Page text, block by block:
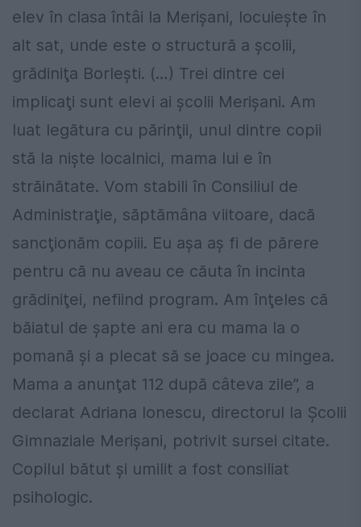
elev în clasa întâi la Merişani, locuieşte în
alt sat, unde este o structură a şcolii,
grădiniţa Borleşti. (…) Trei dintre cei
implicaţi sunt elevi ai şcolii Merişani. Am
luat legătura cu părinţii, unul dintre copii
stă la nişte localnici, mama lui e în
străinătate. Vom stabili în Consiliul de
Administraţie, săptămâna viitoare, dacă
sancţionăm copiii. Eu aşa aş fi de părere
pentru că nu aveau ce căuta în incinta
grădiniţei, nefiind program. Am înţeles că
băiatul de şapte ani era cu mama la o
pomană şi a plecat să se joace cu mingea.
Mama a anunţat 112 după câteva zile”, a
declarat Adriana Ionescu, directorul la Şcolii
Gimnaziale Merişani, potrivit sursei citate.
Copilul bătut şi umilit a fost consiliat
psihologic.